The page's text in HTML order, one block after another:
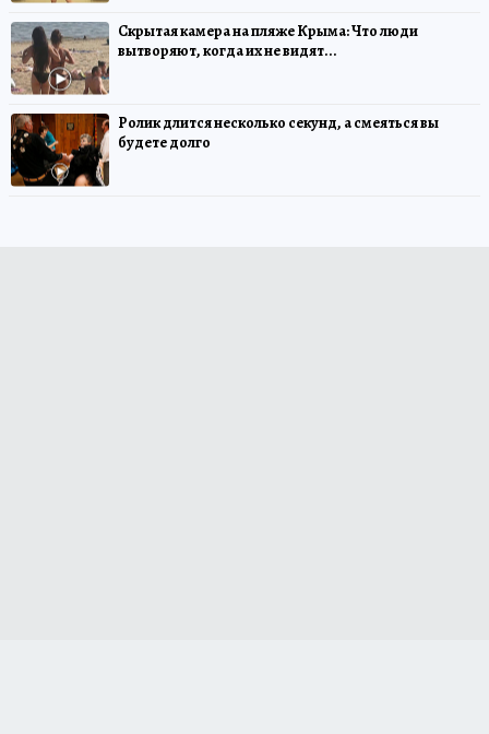
Скрытая камера на пляже Крыма: Что люди
вытворяют, когда их не видят...
Ролик длится несколько секунд, а смеяться вы
будете долго